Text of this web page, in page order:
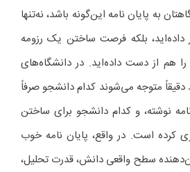
به پایان نامه این‌گونه باشد، نه‌تنها
داده‌اید، بلکه فرصت ساختن یک رزومه
هم از دست داده‌اید. در دانشگاه‌های
دقیقاً متوجه می‌شوند کدام دانشجو صرفاً
نوشته، و کدام دانشجو برای ساختن
کرده است. در واقع، پایان نامه خوب
سطح واقعی دانش، قدرت تحلیل،